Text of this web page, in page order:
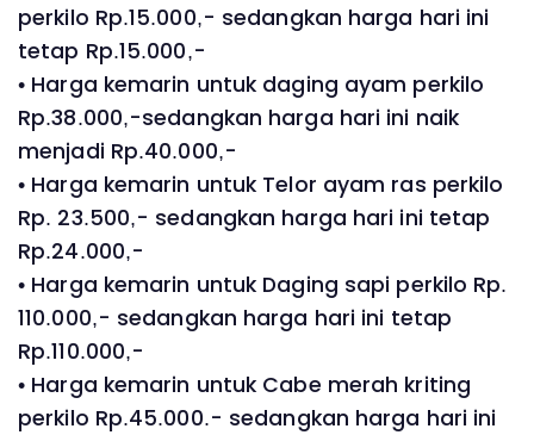
perkilo Rp.15.000,- sedangkan harga hari ini
tetap Rp.15.000,-
• Harga kemarin untuk daging ayam perkilo
Rp.38.000,-sedangkan harga hari ini naik
menjadi Rp.40.000,-
• Harga kemarin untuk Telor ayam ras perkilo
Rp. 23.500,- sedangkan harga hari ini tetap
Rp.24.000,-
• Harga kemarin untuk Daging sapi perkilo Rp.
110.000,- sedangkan harga hari ini tetap
Rp.110.000,-
• Harga kemarin untuk Cabe merah kriting
perkilo Rp.45.000.- sedangkan harga hari ini